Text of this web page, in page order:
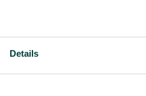
Details